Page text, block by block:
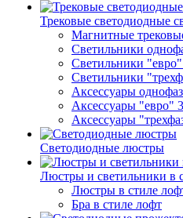
Трековые светодиодные
Магнитные
Светильники
Светильники
Светильники
Аксессуары
Аксессуары "евро"
Аксессуары
Светодиодные люстры
Люстры и светильники в
Люстры в стиле
Бра в стиле лофт